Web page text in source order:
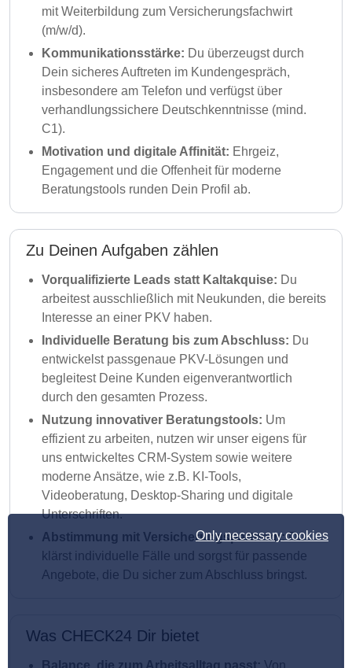
Only necessary cookies
mit Weiterbildung zum Versicherungsfachwirt
(m/w/d).
Kommunikationsstärke: Du überzeugst durch
Dein sicheres Auftreten im Kundengespräch,
insbesondere am Telefon und verfügst über
verhandlungssichere Deutschkenntnisse (mind.
C1).
Motivation und digitale Affinität: Ehrgeiz,
Engagement und die Offenheit für moderne
Beratungstools runden Dein Profil ab.
Zu Deinen Aufgaben zählen
Vorqualifizierte Leads statt Kaltakquise: Du
arbeitest ausschließlich mit Neukunden, die bereits
Interesse an einer PKV haben.
Individuelle Beratung bis zum Abschluss: Du
entwickelst passgenaue PKV-Lösungen und
begleitest Deine Kunden eigenverantwortlich
durch den gesamten Prozess.
Nutzung innovativer Beratungstools: Um
effizient zu arbeiten, nutzen wir unser eigens für
uns entwickeltes CRM-System sowie weitere
moderne Ansätze, wie z.B. KI-Tools,
Videoberatung, Desktop-Sharing und digitale
Unterschriften.
Abstimmung mit Versicherungspartnern:Du
klärst individuelle Fälle und sorgst für passende
Angebote, die Du sicher zum Abschluss bringst.
Was CHECK24 Dir bietet
Balance, die zum Arbeitsalltag passt: Von